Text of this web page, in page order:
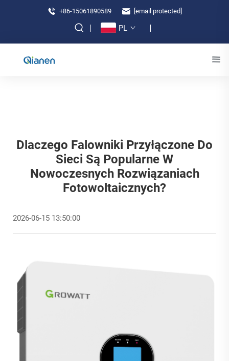
+86-15061890589 [email protected]
PL
Dlaczego Falowniki Przyłączone Do
Sieci Są Popularne W
Nowoczesnych Rozwiązaniach
Fotowoltaicznych?
2026-06-15 13:50:00